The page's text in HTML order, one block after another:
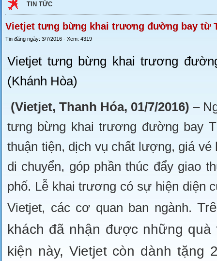
TIN TỨC
Vietjet tưng bừng khai trương đường bay từ
Tin đăng ngày: 3/7/2016 - Xem: 4319
Vietjet tưng bừng khai trương
(Khánh Hòa)
(Vietjet, Thanh Hóa, 01/7/2016) –
tưng bừng khai trương đường bay
thuận tiện, dịch vụ chất lượng, giá
di chuyển, góp phần thúc đẩy giao
phố. Lễ khai trương có sự hiện diện
Vietjet, các cơ quan ban ngành.
khách đã nhận được những
kiện này, Vietjet còn dành tặng